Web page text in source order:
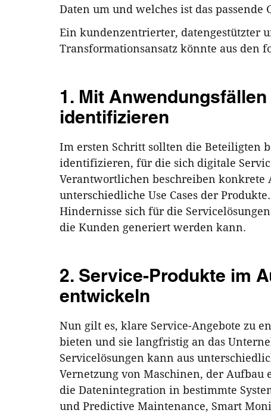
Daten um und welches ist das passende
Ein kundenzentrierter, datengestützter
Transformationsansatz könnte aus den
1. Mit
identifizieren
Im ersten Schritt sollten die Beteiligten
identifizieren, für die sich digitale
Verantwortlichen beschreiben
unterschiedliche Use Cases der
Hindernisse sich für die
die Kunden generiert werden kann.
2. Service-Produkte im
entwickeln
Nun gilt es, klare Service-Angebote zu
bieten und sie langfristig an das
Servicelösungen kann aus
Vernetzung von Maschinen, der
die Datenintegration in bestimmte
und Predictive Maintenance, Smart